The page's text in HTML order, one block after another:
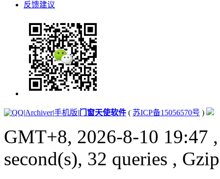
反馈建议
|Archiver|手机版|门窗天使软件 ( 苏ICP备15056570号 )
GMT+8, 2026-8-10 19:47
second(s), 32 queries ,